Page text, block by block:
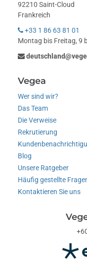
92210 Saint-Cloud
Frankreich
+33 1 86 63 81 01
Montag bis Freitag, 9
Vegea
Wer sind wir?
Das Team
Die Verweise
Rekrutierung
Blog
Unsere Ratgeber
Häufig gestellte
Kontaktieren Sie uns